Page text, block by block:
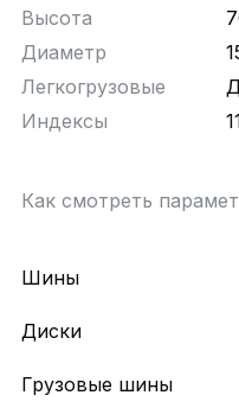
Высота
Диаметр
Легкогрузовые
Индексы
Как смотреть
Шины
Диски
Грузовые шины